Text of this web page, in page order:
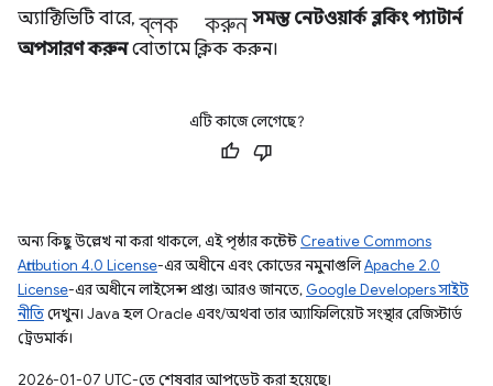
অ্যাক্টিভিটি বারে,ব্লক করুন সমস্ত নেটওয়ার্ক ব্লকিং প্যাটার্ন
অপসারণ করুনবোতামে ক্লিক করুন।
এটি কাজে লেগেছে?
অন্য কিছু উল্লেখ না করা থাকলে, এই পৃষ্ঠার কন্টেন্ট Creative Commons
Attribution 4.0 License-এর অধীনে এবং কোডের নমুনাগুলিApache 2.0
License-এর অধীনে লাইসেন্স প্রাপ্ত। আরও জানতে, Google Developers সাইট
নীতিদেখুন। Java হল Oracle এবং/অথবা তার অ্যাফিলিয়েট সংস্থার রেজিস্টার্ড
ট্রেডমার্ক।
2026-01-07 UTC-তে শেষবার আপডেট করা হয়েছে।